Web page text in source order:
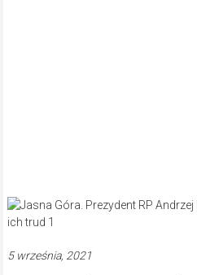
5 września, 2021